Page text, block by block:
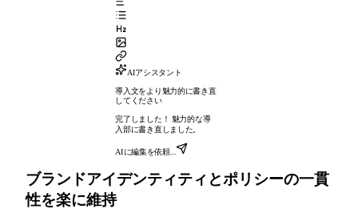
AIアシスタント
導入文をより魅力的に書き直
してください
完了しました！ 魅力的な導
入部に書き直しました。
AIに編集を依頼...
ブランドアイデンティティとポリシーの一貫
性を楽に維持